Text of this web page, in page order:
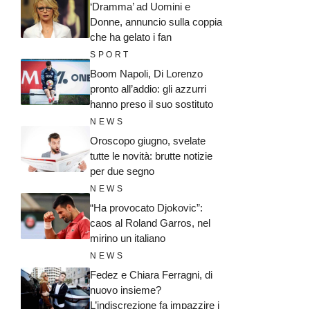
‘Dramma’ ad Uomini e
Donne, annuncio sulla coppia
che ha gelato i fan
SPORT
Boom Napoli, Di Lorenzo
pronto all’addio: gli azzurri
hanno preso il suo sostituto
NEWS
Oroscopo giugno, svelate
tutte le novità: brutte notizie
per due segno
NEWS
“Ha provocato Djokovic”:
caos al Roland Garros, nel
mirino un italiano
NEWS
Fedez e Chiara Ferragni, di
nuovo insieme?
L’indiscrezione fa impazzire i